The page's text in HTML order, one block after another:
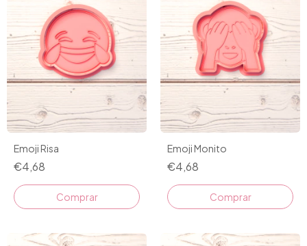
Emoji Risa
€4,68
Comprar
Emoji Monito
€4,68
Comprar